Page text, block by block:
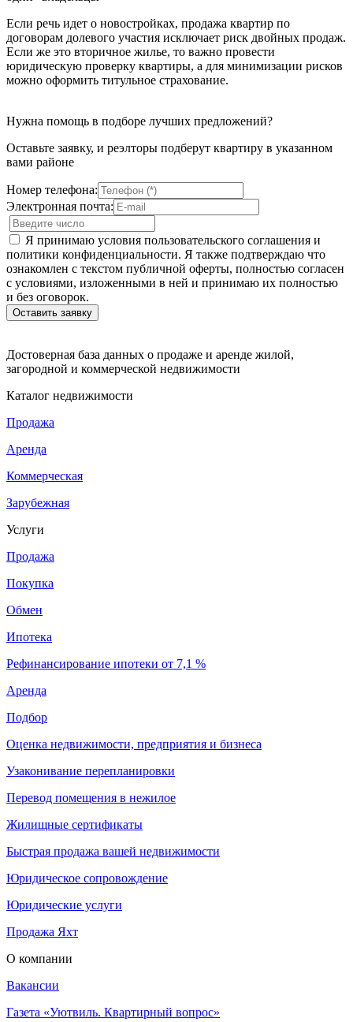
Если речь идет о новостройках, продажа квартир по
договорам долевого участия исключает риск двойных продаж.
Если же это вторичное жилье, то важно провести
юридическую проверку квартиры, а для минимизации рисков
можно оформить титульное страхование.
Нужна помощь в подборе лучших предложений?
Оставьте заявку, и реэлторы подберут квартиру в указанном
вами районе
Номер телефона:
Электронная почта:
Я принимаю условия пользовательского соглашения и
политики конфиденциальности. Я также подтверждаю что
ознакомлен с текстом публичной оферты, полностью согласен
с условиями, изложенными в ней и принимаю их полностью
и без оговорок.
Достоверная база данных о продаже и аренде жилой,
загородной и коммерческой недвижимости
Каталог недвижимости
Продажа
Аренда
Коммерческая
Зарубежная
Услуги
Продажа
Покупка
Обмен
Ипотека
Рефинансирование ипотеки от 7,1 %
Аренда
Подбор
Оценка недвижимости, предприятия и бизнеса
Узаконивание перепланировки
Перевод помещения в нежилое
Жилищные сертификаты
Быстрая продажа вашей недвижимости
Юридическое сопровождение
Юридические услуги
Продажа Яхт
О компании
Вакансии
Газета «Уютвиль. Квартирный вопрос»